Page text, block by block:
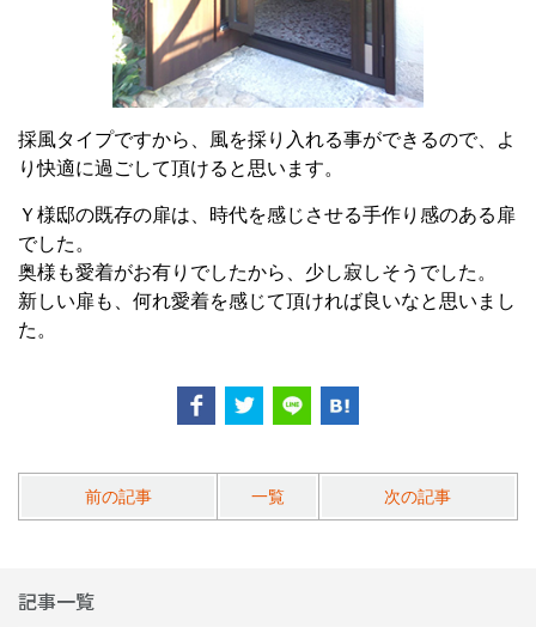
採風タイプですから、風を採り入れる事ができるので、よ
り快適に過ごして頂けると思います。
Ｙ様邸の既存の扉は、時代を感じさせる手作り感のある扉
でした。
奥様も愛着がお有りでしたから、少し寂しそうでした。
新しい扉も、何れ愛着を感じて頂ければ良いなと思いまし
た。
前の記事 一覧 次の記事
記事一覧